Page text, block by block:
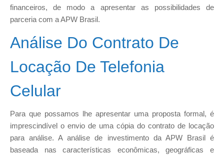
financeiros, de modo a apresentar as possibilidades de
parceria com a APW Brasil.
Análise Do Contrato De
Locação De Telefonia
Celular
Para que possamos lhe apresentar uma proposta formal, é
imprescindível o envio de uma cópia do contrato de locação
para análise. A análise de investimento da APW Brasil é
baseada nas características econômicas, geográficas e